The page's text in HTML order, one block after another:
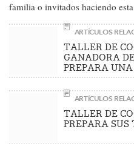
familia o invitados haciendo
ARTÍCULOS
TALLER DE
GANADORA
PREPARA
ARTÍCULOS
TALLER DE
PREPARA SUS